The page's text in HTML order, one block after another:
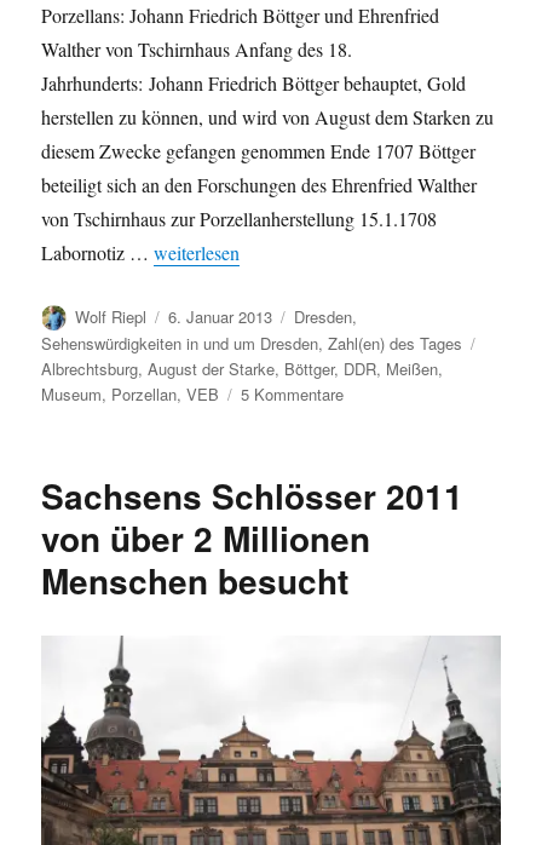
Porzellans: Johann Friedrich Böttger und Ehrenfried
Walther von Tschirnhaus Anfang des 18.
Jahrhunderts: Johann Friedrich Böttger behauptet, Gold
herstellen zu können, und wird von August dem Starken zu
diesem Zwecke gefangen genommen Ende 1707 Böttger
beteiligt sich an den Forschungen des Ehrenfried Walther
von Tschirnhaus zur Porzellanherstellung 15.1.1708
Labornotiz …„Meißner Porzellan: Eine kleine Geschichte in
weiterlesen
Autor
Wolf Riepl
Veröffentlicht
am
6. Januar 2013 Kategorien
Dresden,
Sehenswürdigkeiten in und um Dresden,Zahl(en) des Tages
Albrechtsburg,August der Starke, Böttger, DDR, Meißen,
Museum, Porzellan,VEB 5 Kommentarezu
kleine
in
Zahlen
Sachsens Schlösser 2011
von über 2 Millionen
Menschen besucht